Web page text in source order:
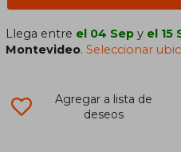
Llega entre el 04 Sep y el 15
Montevideo.Seleccionar
Agregar a lista de
deseos